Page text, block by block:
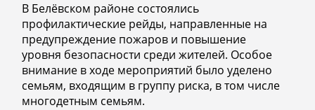
В Белёвском районе состоялись
профилактические рейды, направленные на
предупреждение пожаров и повышение
уровня безопасности среди жителей. Особое
внимание в ходе мероприятий было уделено
семьям, входящим в группу риска, в том числе
многодетным семьям.